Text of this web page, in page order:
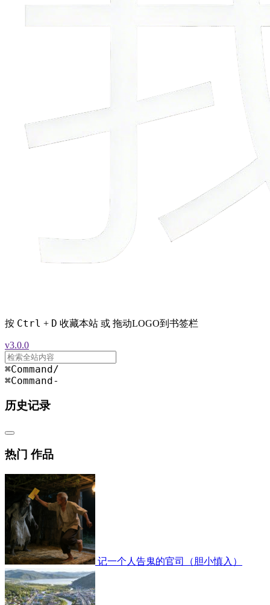
按 Ctrl + D 收藏本站 或 拖动LOGO到书签栏
v3.0.0
⌘Command/
⌘Command-
历史记录
热门 作品
记一个人告鬼的官司（胆小慎入）